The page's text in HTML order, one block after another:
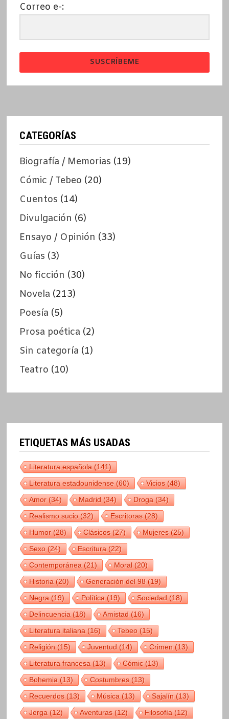
Correo e-:
SUSCRÍBEME
CATEGORÍAS
Biografía / Memorias (19)
Cómic / Tebeo (20)
Cuentos (14)
Divulgación (6)
Ensayo / Opinión (33)
Guías (3)
No ficción (30)
Novela (213)
Poesía (5)
Prosa poética (2)
Sin categoría (1)
Teatro (10)
ETIQUETAS MÁS USADAS
Literatura española(141)
Literatura estadounidense(60) Vicios(48)
Amor(34) Madrid(34) Droga(34)
Realismo sucio(32) Escritoras(28)
Humor(28) Clásicos(27) Mujeres(25)
Sexo(24) Escritura(22)
Contemporánea(21) Moral(20)
Historia(20) Generación del 98(19)
Negra(19) Política(19) Sociedad(18)
Delincuencia(18) Amistad(16)
Literatura italiana(16) Tebeo(15)
Religión(15) Juventud(14) Crimen(13)
Literatura francesa(13) Cómic(13)
Bohemia(13) Costumbres(13)
Recuerdos(13) Música(13) Sajalín(13)
Jerga(12) Aventuras(12) Filosofía(12)